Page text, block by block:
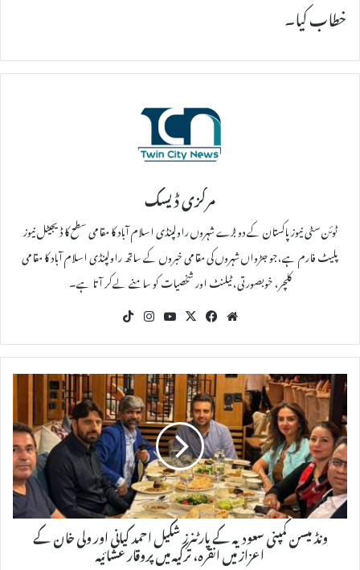
خطاب کیا۔
مرکزی ڈیسک
ٹوئن سٹی نیوز پاکستان کے دو بڑے شہروں راولپنڈی اسلام آباد کا مقامی سطح کا ڈیجیٹل نیوز
پلیٹ فارم ہے،جو جڑواں شہروں کی مقامی خبروں کے ساتھ راولپنڈی اسلام آباد کا مقامی
کلچر، خوبصورتی، ٹیلنٹ اور شخصیات کو سامنے لےکر آتا ہے۔
We
bsi
te
Fac
oo
k
X
Yo
ub
e
Ins
tag
ra
m
k
ونڈ میسن کمپنی سعودیہ کے پارٹنرز شکیل احمد کیانی اور ولی خان کے
اعزاز میں انقرہ، ترکیہ میں پروقار عشائیہ